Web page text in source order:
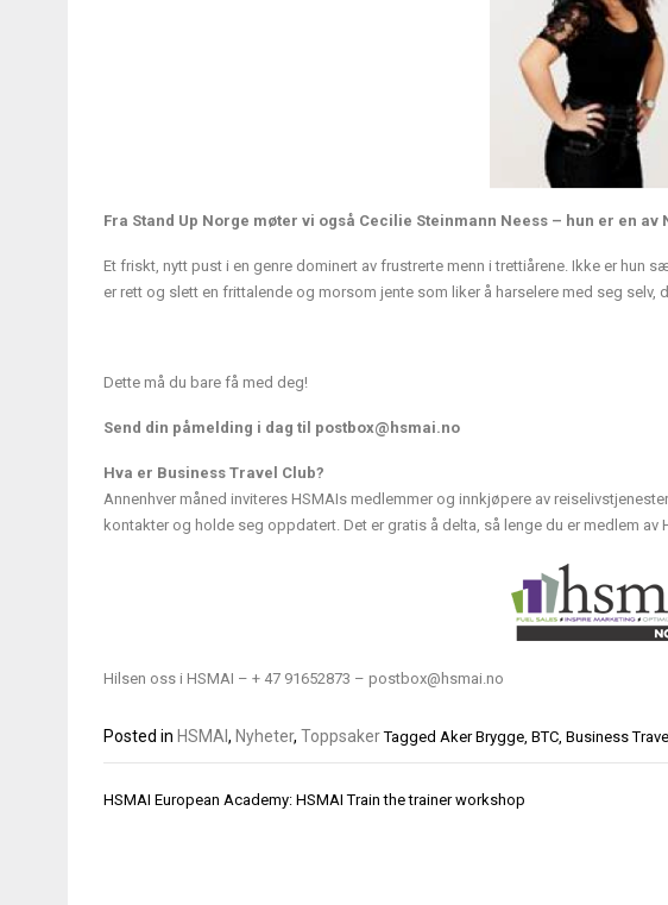
Fra Stand Up Norge møter vi også Cecilie Steinmann Neess – hun er en av
Et friskt, nytt pust i en genre dominert av frustrerte menn i trettiårene. Ikke er hun
er rett og slett en frittalende og morsom jente som liker å harselere med seg selv,
Dette må du bare få med deg!
Send din påmelding i dag til postbox@hsmai.no
Hva er Business Travel Club?
Annenhver måned inviteres HSMAIs medlemmer og innkjøpere av
kontakter og holde seg oppdatert. Det er gratis å delta, så lenge du er medlem av
Hilsen oss i HSMAI – + 47 91652873 – postbox@hsmai.no
Posted in HSMAI, Nyheter, Toppsaker Tagged Aker Brygge, BTC, Business
Innleggsnavigasjon
HSMAI European Academy: HSMAI Train the trainer workshop